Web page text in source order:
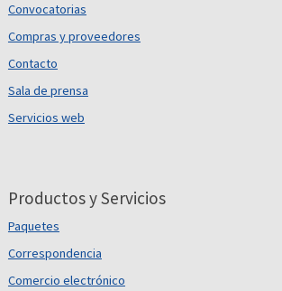
Convocatorias
Compras y proveedores
Contacto
Sala de prensa
Servicios web
Productos y Servicios
Paquetes
Correspondencia
Comercio electrónico